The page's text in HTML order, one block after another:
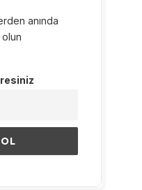
anında